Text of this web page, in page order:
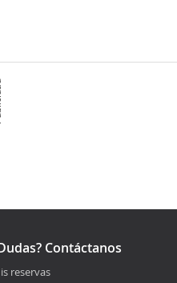
Contáctanos
reservas